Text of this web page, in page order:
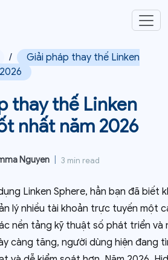
/
Giải pháp thay thế Linken
thay thế Linken
nhất năm 2026
Nguyen 3 min read
Linken Sphere, hẳn bạn đã biết
lý nhiều tài khoản trực tuyến một
nền tảng kỹ thuật số phát triển và
càng tăng, người dùng hiện đang